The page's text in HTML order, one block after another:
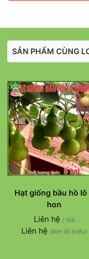
SẢN PHẨM CÙNG
Hạt giống bầu hồ lô
hon
Liên hệ / Giá
Liên hệ (đơn tối thiểu)